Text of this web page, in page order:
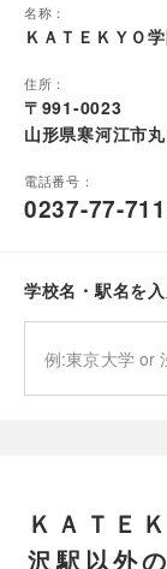
名称：
ＫＡＴＥＫＹＯ
住所：
〒991-0023
山形県寒河江市
電話番号：
0237-77-
学校名・駅名を
ＫＡＴＥ
沢駅以外